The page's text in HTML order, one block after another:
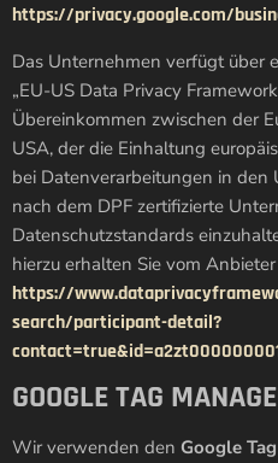
https://privacy.google.com/
Das Unternehmen verfügt über
„EU-US Data Privacy
Übereinkommen zwischen der
USA, der die Einhaltung
bei Datenverarbeitungen in den
nach dem DPF zertifizierte
Datenschutzstandards
hierzu erhalten Sie vom
https://
search/participant-detail?
GOOGLE TAG
Wir verwenden den Google